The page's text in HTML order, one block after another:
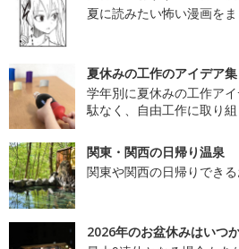
夏に読みたい怖い漫画をま
夏休みの工作のアイデア集
学年別に夏休みの工作ア
駄なく、自由工作に取り組
関東・関西の日帰り温泉
関東や関西の日帰りでき
2026年のお盆休みはいつ